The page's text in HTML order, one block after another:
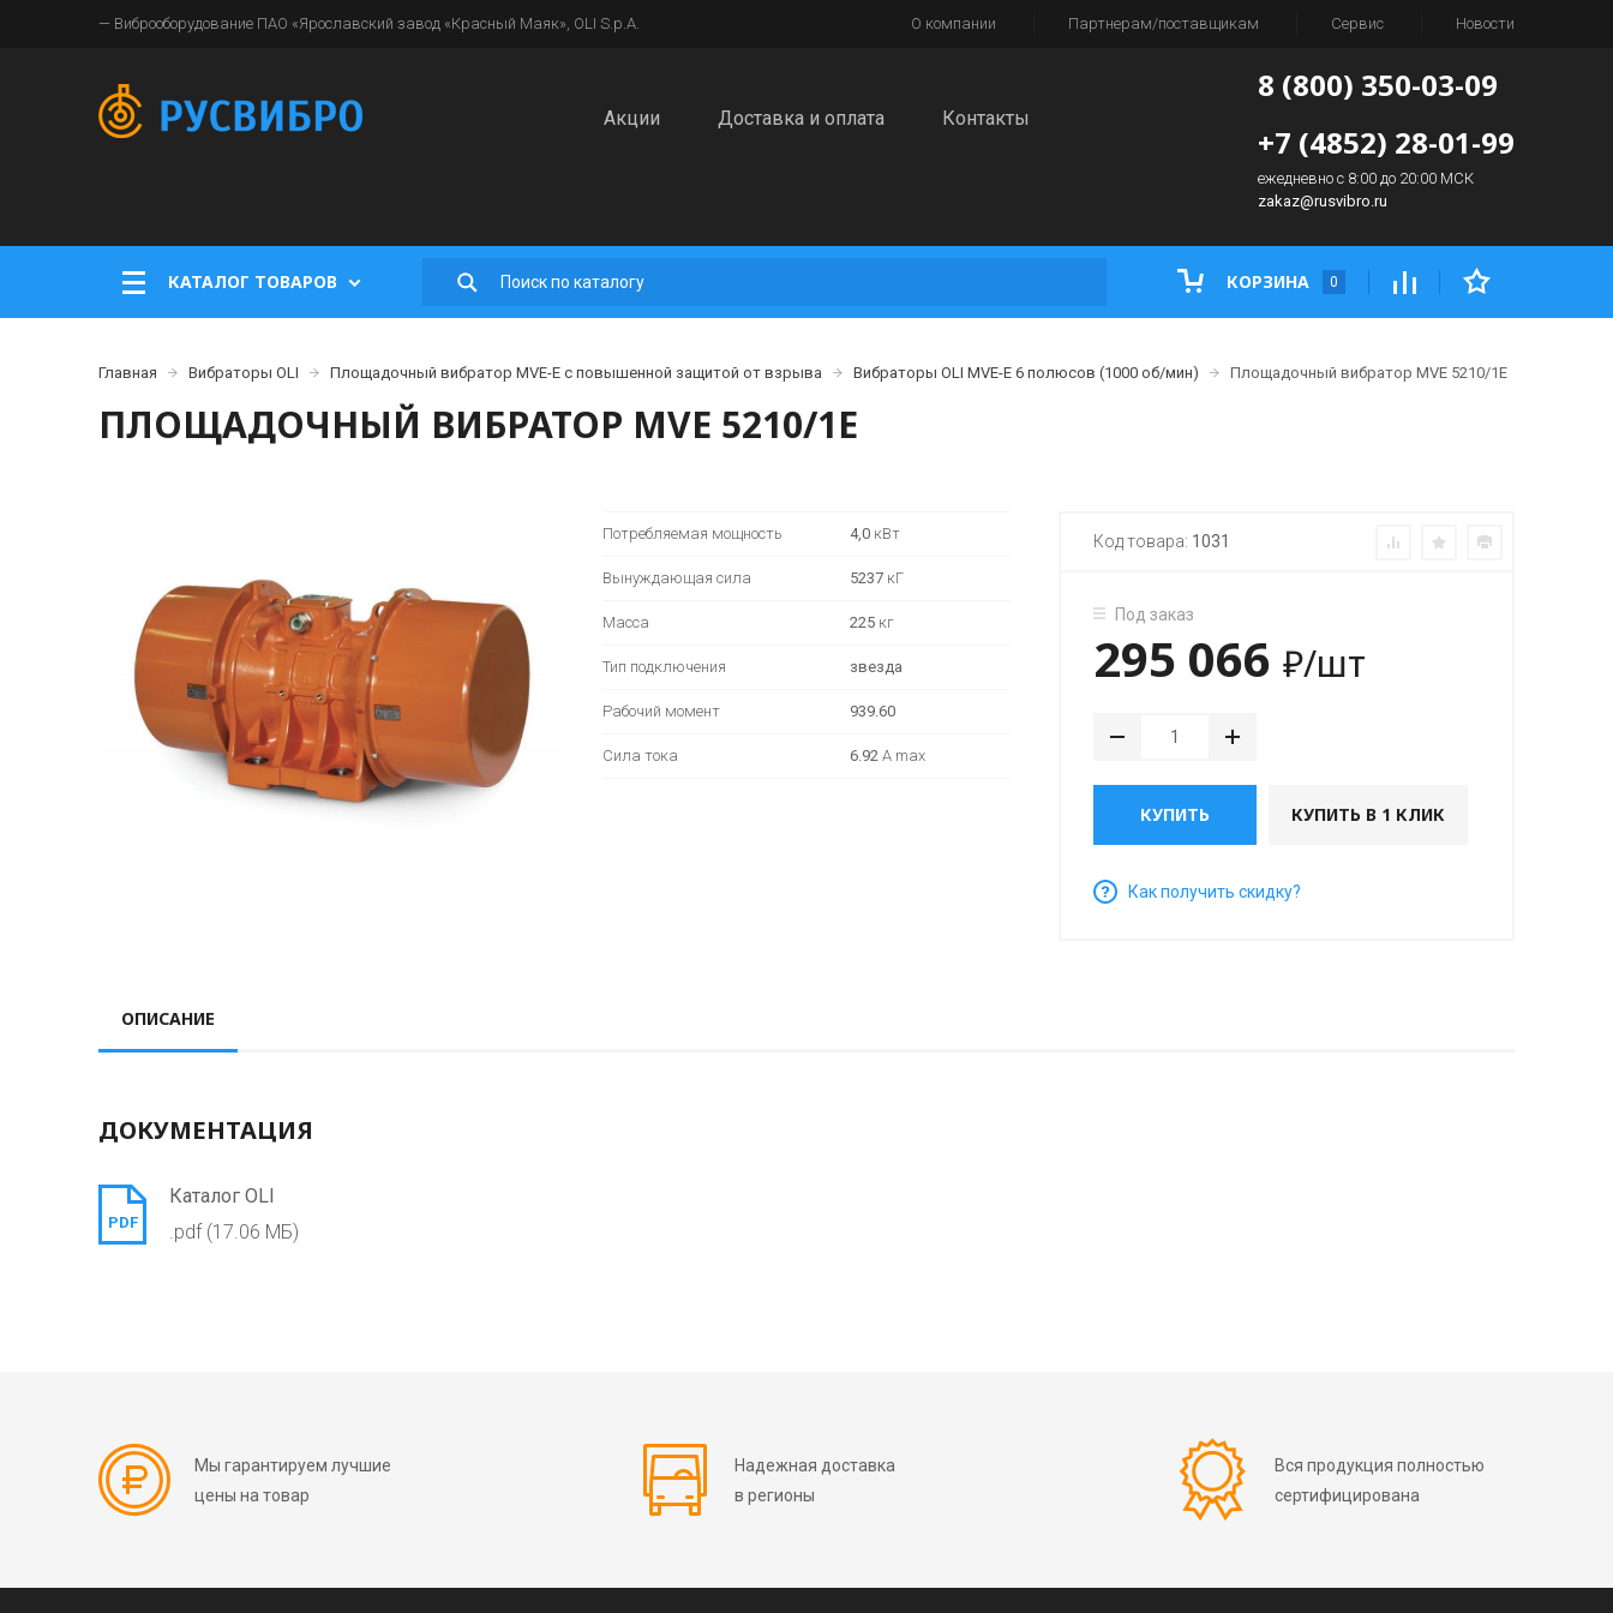
— Виброоборудование ПАО «Ярославский завод «Красный Маяк», OLI S.p.A. О компании Партнерам/поставщикам Сервис Новости
8 (800) 350-03-09
+7 (4852) 28-01-99
ежедневно с 8:00 до 20:00 МСК
zakaz@rusvibro.ru
Акции Доставка и оплата Контакты
КОРЗИНА 0
КАТАЛОГ ТОВАРОВ
Главная Вибраторы OLI Площадочный вибратор MVE-E с повышенной защитой от взрыва Вибраторы OLI MVE-E 6 полюсов (1000 об/мин) Площадочный вибратор MVE 5210/1E
ПЛОЩАДОЧНЫЙ ВИБРАТОР MVE 5210/1E
Потребляемая мощность 4,0 кВт
Вынуждающая сила 5237 кГ
Масса 225 кг
Тип подключения звезда
Рабочий момент 939.60
Сила тока 6.92 А max
Код товара: 1031
Под заказ
295 066 ₽/шт
КУПИТЬ КУПИТЬ В 1 КЛИК
Как получить скидку?
ОПИСАНИЕ
ДОКУМЕНТАЦИЯ
PDF
Каталог OLI
.pdf (17.06 МБ)
Мы гарантируем лучшие
цены на товар
Надежная доставка
в регионы
Вся продукция полностью
сертифицирована